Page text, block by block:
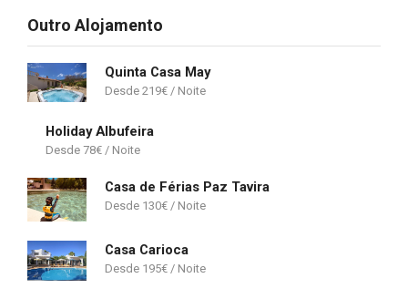
Outro Alojamento
Quinta Casa May
219€
Holiday Albufeira
78€
Casa de Férias Paz Tavira
130€
Casa Carioca
195€